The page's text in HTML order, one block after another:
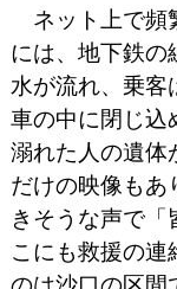
ネット上で頻
には、地下鉄
水が流れ、乗客
車の中に閉じ込
溺れた人の遺体
だけの映像も
きそうな声で
こにも救援の